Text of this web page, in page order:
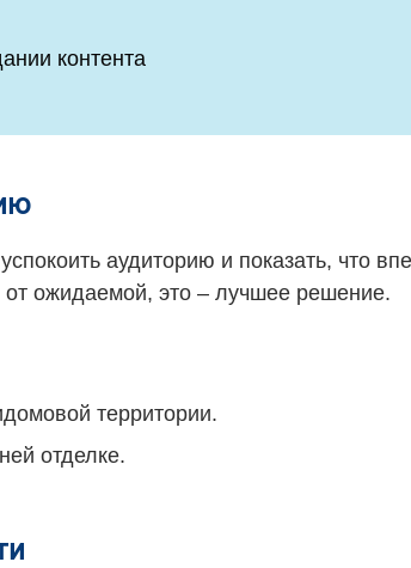
контента
аудиторию и показать, что
от ожидаемой, это – лучшее решение.
территории.
отделке.